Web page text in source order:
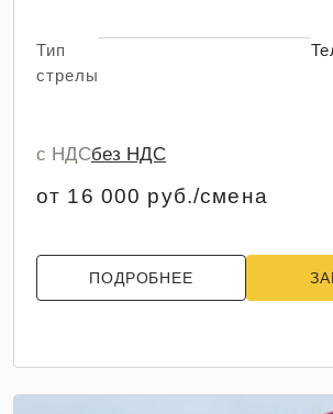
Тип
стрелы
с НДСбез НДС
от 16 000 руб./смена
ПОДРОБНЕЕ